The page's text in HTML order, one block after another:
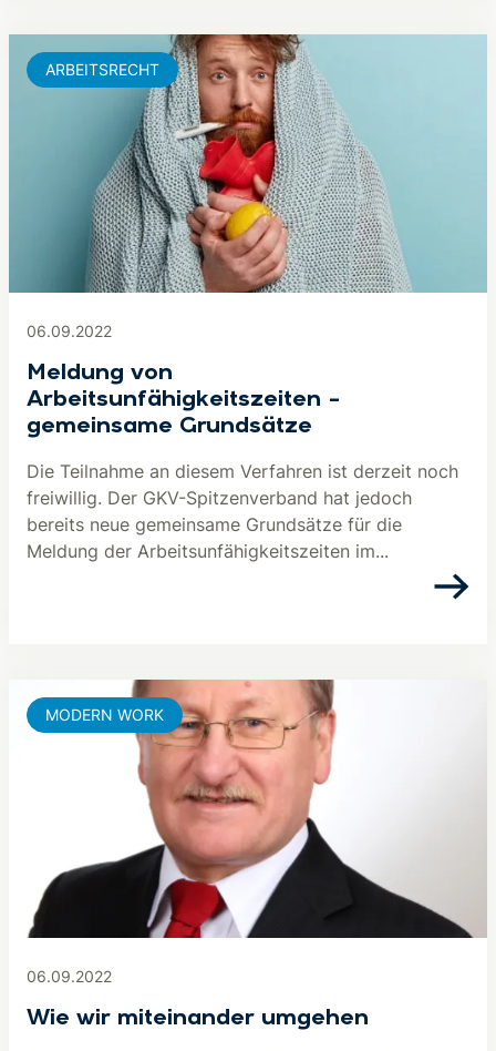
06.09.2022
Meldung von
Arbeitsunfähigkeitszeiten –
gemeinsame Grundsätze
Die Teilnahme an diesem Verfahren ist derzeit noch
freiwillig. Der GKV-Spitzenverband hat jedoch
bereits neue gemeinsame Grundsätze für die
Meldung der Arbeitsunfähigkeitszeiten im...
ARBEITSRECHT
06.09.2022
Wie wir miteinander umgehen
MODERN WORK